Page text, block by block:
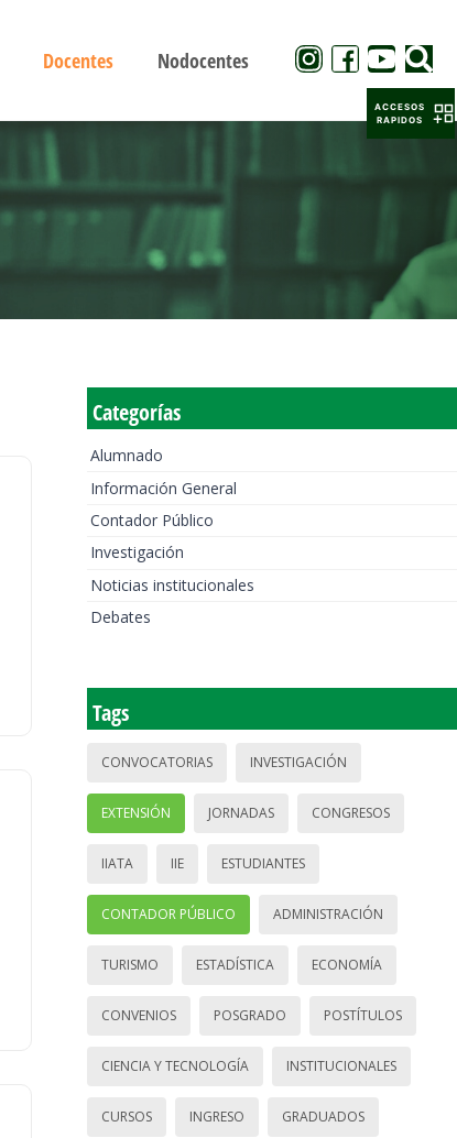
Docentes Nodocentes
Categorías
Alumnado
Información General
Contador Público
Investigación
Noticias institucionales
Debates
Tags
CONVOCATORIAS INVESTIGACIÓN
EXTENSIÓN JORNADAS CONGRESOS
IIATA IIE ESTUDIANTES
CONTADOR PÚBLICO ADMINISTRACIÓN
TURISMO ESTADÍSTICA ECONOMÍA
CONVENIOS POSGRADO POSTÍTULOS
CIENCIA Y TECNOLOGÍA INSTITUCIONALES
CURSOS INGRESO GRADUADOS
ACCESOS
RAPIDOS